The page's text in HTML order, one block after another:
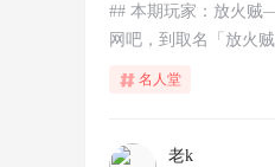
## 本期玩家：放火贼
网吧，到取名「放火
名人堂
老k